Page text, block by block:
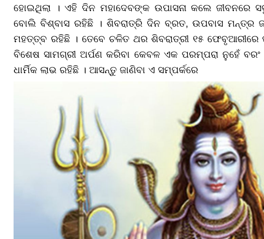
ହୋଇଥିଲା । ଏହି ଦିନ ମହାଦେବଙ୍କ ଉପାସନା କଲେ ଜୀବନରେ
ବୋଲି ବିଶ୍ବାସ ରହିଛି । ଶିବରାତ୍ରି ଦିନ ବ୍ରତ, ଉପବାସ ମନ୍ତ୍ର
ମହତ୍ତ୍ବ ରହିଛି ।ତେବେ ଚଳିତ ଥର ଶିବରାତ୍ରୀ ୧୫ ଫେବୃଆରୀରେ
ବିଶେଷ ସାମଗ୍ରୀ ଅର୍ପଣ କରିବା କେବଳ ଏକ ପରମ୍ପରା ନୁହେଁ
ଧାର୍ମିକ ଲାଭ ରହିଛି । ଆସନ୍ତୁ ଜାଣିବା ଏ ସମ୍ପର୍କରେ